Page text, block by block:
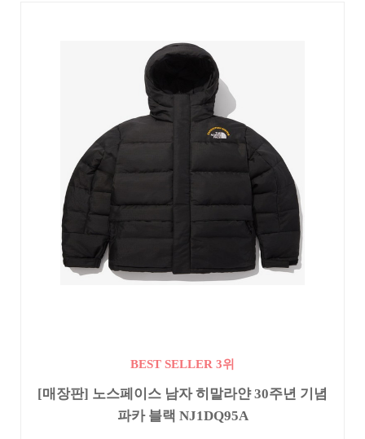
BEST SELLER 3위
[매장판] 노스페이스 남자 히말라얀 30주년 기념
파카 블랙 NJ1DQ95A